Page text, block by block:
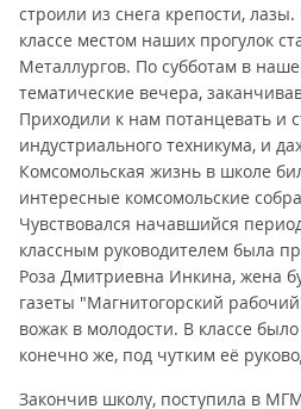
строили из снега крепости,
классе местом наших прогулок
Металлургов. По субботам в
тематические вечера,
Приходили к нам потанцевать и
индустриального техникума, и
Комсомольская жизнь в школе
интересные комсомольские
Чувствовался начавшийся
классным руководителем была
Роза Дмитриевна Инкина, жена
газеты "Магнитогорский
вожак в молодости. В классе
конечно же, под чутким её
Закончив школу, поступила в